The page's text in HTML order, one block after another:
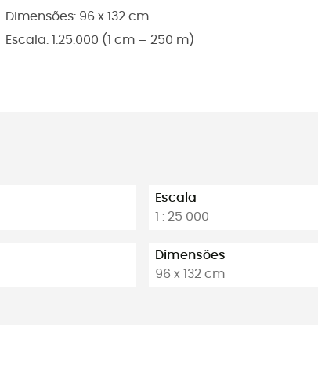
Dimensões: 96 x 132 cm
Escala: 1:25.000 (1 cm = 250 m)
Escala
1 : 25 000
Dimensões
96 x 132 cm